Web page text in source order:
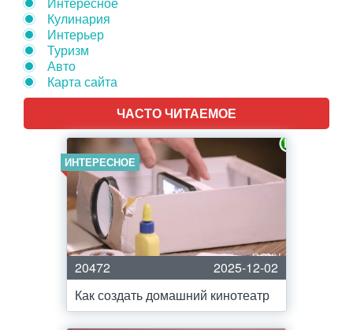
Кулинария
Интерьер
Туризм
Авто
Карта сайта
ЧАСТО ЧИТАЕМОЕ
ИНТЕРЕСНОЕ
20472
2025-12-02
Как создать домашний кинотеатр